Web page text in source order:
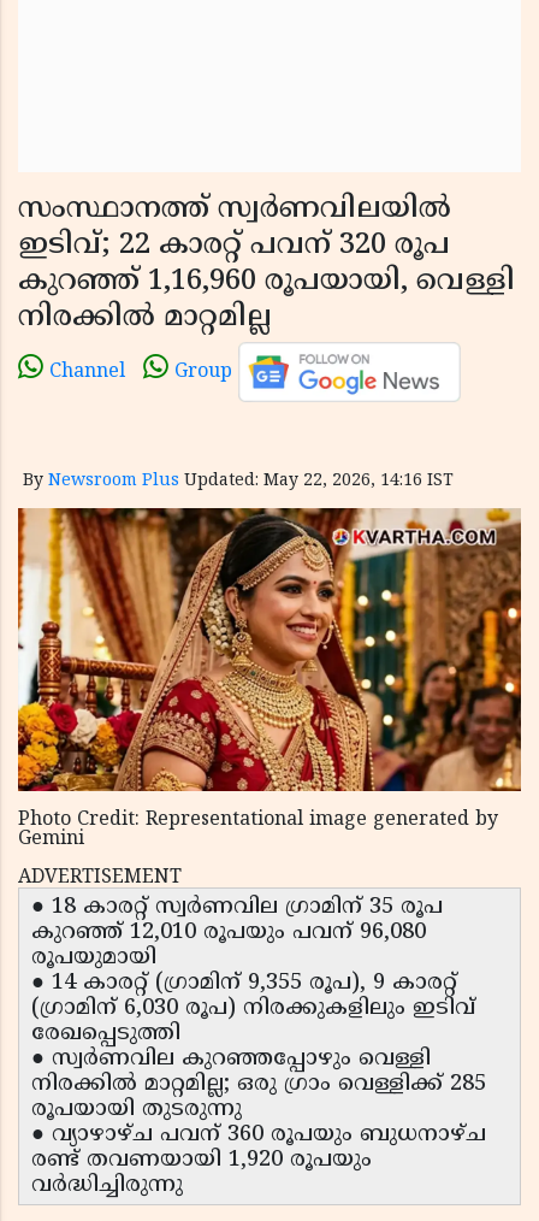
സംസ്ഥാനത്ത് സ്വർണവിലയിൽ
ഇടിവ്; 22 കാരറ്റ് പവന് 320 രൂപ
കുറഞ്ഞ് 1,16,960 രൂപയായി, വെള്ളി
നിരക്കിൽ മാറ്റമില്ല
Channel Group
By Newsroom Plus Updated: May 22, 2026, 14:16 IST
Photo Credit: Representational image generated by
Gemini
ADVERTISEMENT
● 18 കാരറ്റ് സ്വർണവില ഗ്രാമിന് 35 രൂപ
കുറഞ്ഞ് 12,010 രൂപയും പവന് 96,080
രൂപയുമായി
● 14 കാരറ്റ് (ഗ്രാമിന് 9,355 രൂപ), 9 കാരറ്റ്
(ഗ്രാമിന് 6,030 രൂപ) നിരക്കുകളിലും ഇടിവ്
രേഖപ്പെടുത്തി
● സ്വർണവില കുറഞ്ഞപ്പോഴും വെള്ളി
നിരക്കിൽ മാറ്റമില്ല; ഒരു ഗ്രാം വെള്ളിക്ക് 285
രൂപയായി തുടരുന്നു
● വ്യാഴാഴ്ച പവന് 360 രൂപയും ബുധനാഴ്ച
രണ്ട് തവണയായി 1,920 രൂപയും
വർദ്ധിച്ചിരുന്നു